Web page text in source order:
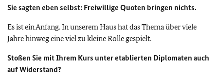
Sie sagten eben selbst: Freiwillige Quoten bringen nichts.
Es ist ein Anfang. In unserem Haus hat das Thema über viele
Jahre hinweg eine viel zu kleine Rolle gespielt.
Stoßen Sie mit Ihrem Kurs unter etablierten Diplomaten auch
auf Widerstand?